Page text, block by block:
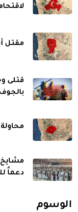
مقتل
قتلى
بالجوف
مشايخ
دعماً
الوسوم